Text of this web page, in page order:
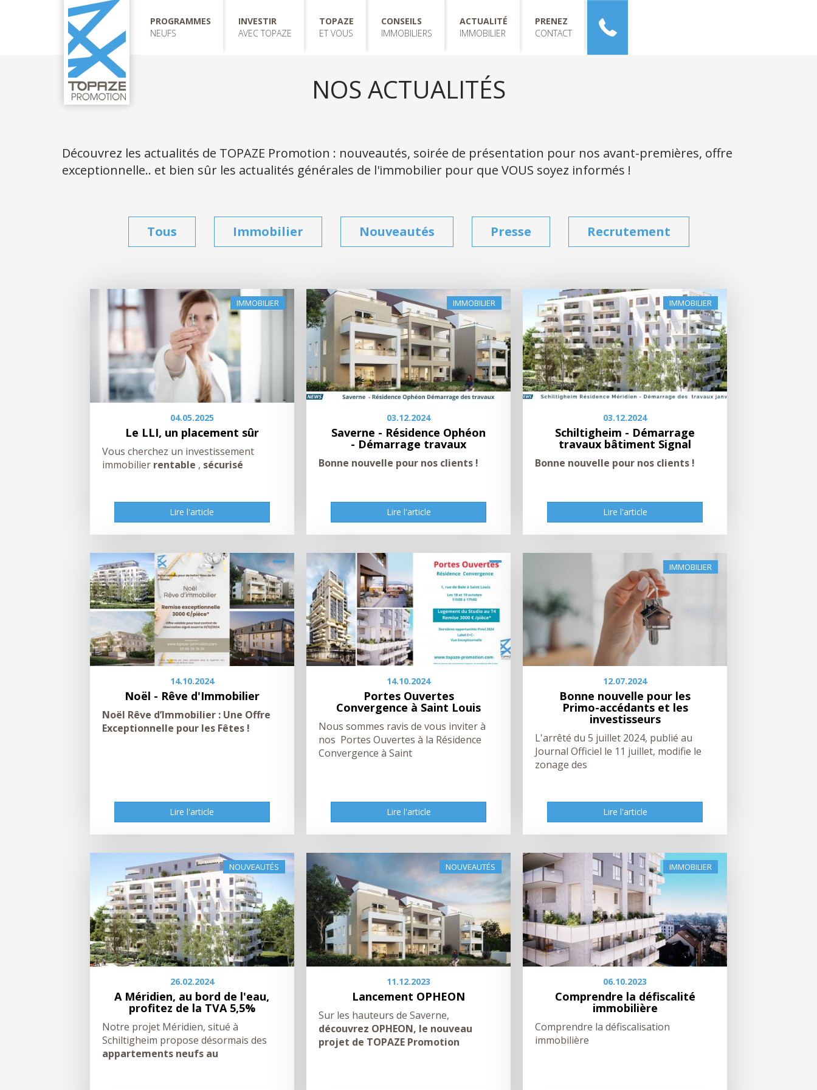
PROGRAMMES
NEUFS
INVESTIR
AVEC TOPAZE
TOPAZE
ET VOUS
CONSEILS
IMMOBILIERS
ACTUALITÉ
IMMOBILIER
PRENEZ
CONTACT
NOS ACTUALITÉS
Découvrez les actualités de TOPAZE Promotion : nouveautés, soirée de présentation pour nos avant-premières, offre
exceptionnelle.. et bien sûr les actualités générales de l'immobilier pour que VOUS soyez informés !
Tous Immobilier Nouveautés Presse Recrutement
IMMOBILIER
04.05.2025
Le LLI, un placement sûr
Vous cherchez un investissement
immobilier rentable , sécurisé
Lire l'article
Lire l'article
IMMOBILIER
03.12.2024
Saverne - Résidence Ophéon
- Démarrage travaux
Bonne nouvelle pour nos clients !
Lire l'article
IMMOBILIER
03.12.2024
Schiltigheim - Démarrage
travaux bâtiment Signal
Bonne nouvelle pour nos clients !
Lire l'article
14.10.2024
Noël - Rêve d'Immobilier
Noël Rêve d’Immobilier : Une Offre
Exceptionnelle pour les Fêtes !
Lire l'article
14.10.2024
Portes Ouvertes
Convergence à Saint Louis
Nous sommes ravis de vous inviter à
nos Portes Ouvertes à la Résidence
Convergence à Saint
Lire l'article
Lire l'article
IMMOBILIER
12.07.2024
Bonne nouvelle pour les
Primo-accédants et les
investisseurs
L'arrêté du 5 juillet 2024, publié au
Journal Officiel le 11 juillet, modifie le
zonage des
Lire l'article
Lire l'article
NOUVEAUTÉS
26.02.2024
A Méridien, au bord de l'eau,
profitez de la TVA 5,5%
Notre projet Méridien, situé à
Schiltigheim propose désormais des
appartements neufs au
NOUVEAUTÉS
11.12.2023
Lancement OPHEON
Sur les hauteurs de Saverne,
découvrez OPHEON, le nouveau
projet de TOPAZE Promotion
IMMOBILIER
06.10.2023
Comprendre la défiscalité
immobilière
Comprendre la défiscalisation
immobilière